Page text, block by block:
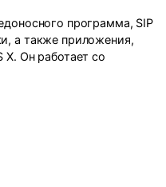
программа, SIP
а также приложения,
X. Он работает со